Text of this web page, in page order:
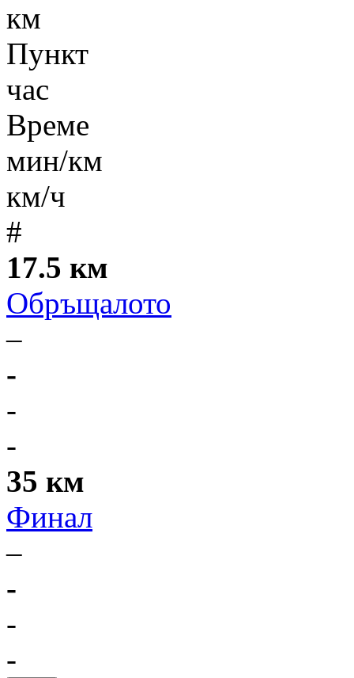
км
Пункт
час
Време
мин/км
км/ч
#
17.5 км
Обръщалото
–
-
-
-
35 км
Финал
–
-
-
-